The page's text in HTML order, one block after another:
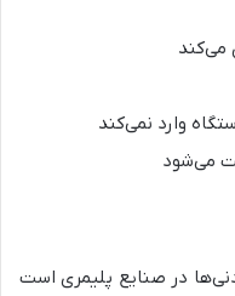
می‌کند
وارد نمی‌کند
می‌شود
در صنایع پلیمری است